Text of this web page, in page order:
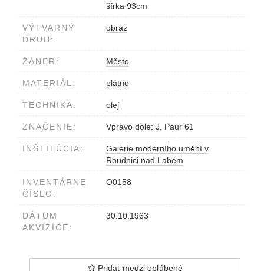
šírka 93cm
VÝTVARNÝ
DRUH:
obraz
ŽÁNER: Město
MATERIÁL: plátno
TECHNIKA: olej
ZNAČENIE: Vpravo dole: J. Paur 61
INŠTITÚCIA:
Galerie moderního umění v
Roudnici nad Labem
INVENTÁRNE
ČÍSLO:
O0158
DÁTUM
AKVIZÍCE:
30.10.1963
Pridať medzi obľúbené